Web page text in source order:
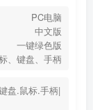
PC电脑
中文版
一键绿色版
、键盘、手柄
盘.鼠标.手柄|